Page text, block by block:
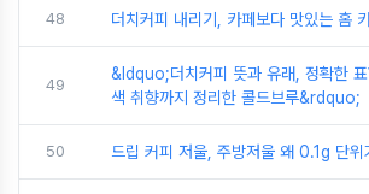
48 더치커피 내리기, 카페보다 맛있는 홈
49
&ldquo;더치커피 뜻과 유래, 정확한
색 취향까지 정리한 콜드브루&rdquo;
50 드립 커피 저울, 주방저울 왜 0.1g 단위